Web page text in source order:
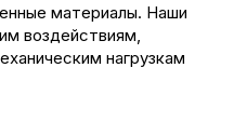
материалы. Наши
воздействиям,
нагрузкам